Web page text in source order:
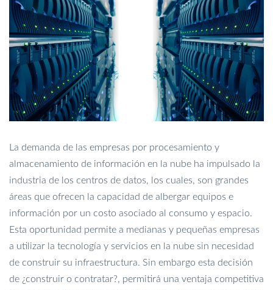
La demanda de las empresas por procesamiento y
almacenamiento de información en la nube ha impulsado la
industria de los centros de datos, los cuales, son grandes
áreas que ofrecen la capacidad de albergar equipos e
información por un costo asociado al consumo y espacio.
Esta oportunidad permite a medianas y pequeñas empresas
a utilizar la tecnología y servicios en la nube sin necesidad
de construir su infraestructura. Sin embargo esta decisión
de ¿construir o contratar?, permitirá una ventaja competitiva